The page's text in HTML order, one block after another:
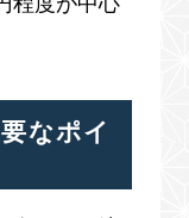
なポイ